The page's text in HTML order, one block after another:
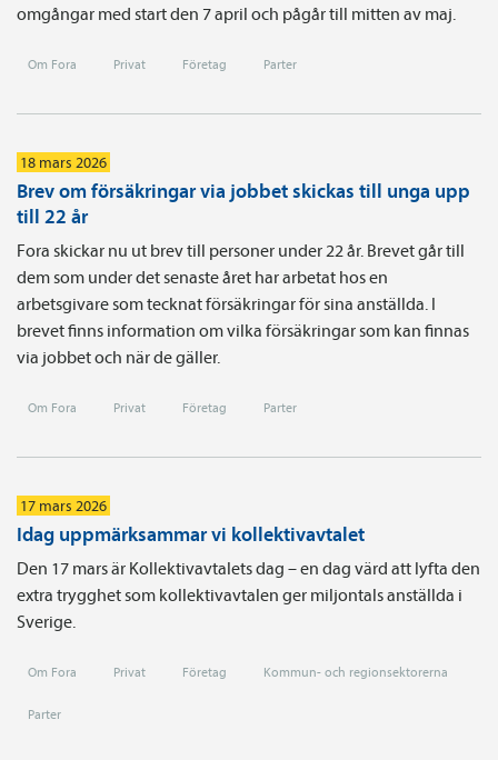
omgångar med start den 7 april och pågår till mitten av maj.
Om Fora Privat Företag Parter
18 mars 2026
Brev om försäkringar via jobbet skickas till unga upp
till 22 år
Fora skickar nu ut brev till personer under 22 år. Brevet går till
dem som under det senaste året har arbetat hos en
arbetsgivare som tecknat försäkringar för sina anställda. I
brevet finns information om vilka försäkringar som kan finnas
via jobbet och när de gäller.
Om Fora Privat Företag Parter
17 mars 2026
Idag uppmärksammar vi kollektivavtalet
Den 17 mars är Kollektivavtalets dag – en dag värd att lyfta den
extra trygghet som kollektivavtalen ger miljontals anställda i
Sverige.
Om Fora Privat Företag Kommun- och regionsektorerna
Parter